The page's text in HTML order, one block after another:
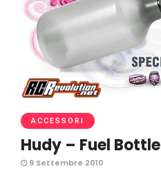
ACCESSORI
Hudy – Fuel Bottle
9 Settembre 2010